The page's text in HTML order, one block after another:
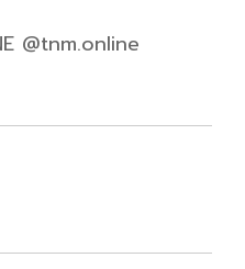
@tnm.online